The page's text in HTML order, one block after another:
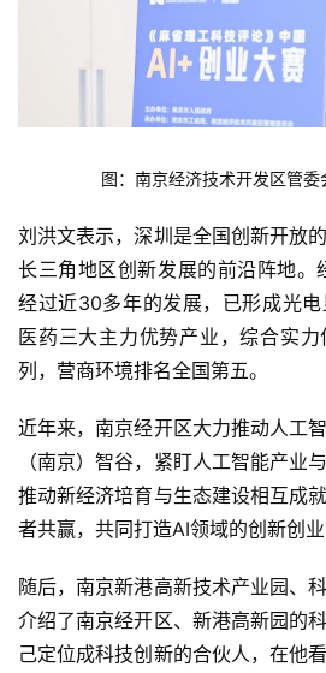
图：南京经济技术开发区管
刘洪文表示，深圳是全国创新开放
长三角地区创新发展的前沿阵地。
经过近30多年的发展，已形成光
医药三大主力优势产业，综合实
列，营商环境排名全国第五。
近年来，南京经开区大力推动人工
（南京）智谷，紧盯人工智能产业
推动新经济培育与生态建设相互成
者共赢，共同打造AI领域的创新创业
随后，南京新港高新技术产业园、
介绍了南京经开区、新港高新园的
己定位成科技创新的合伙人，在他